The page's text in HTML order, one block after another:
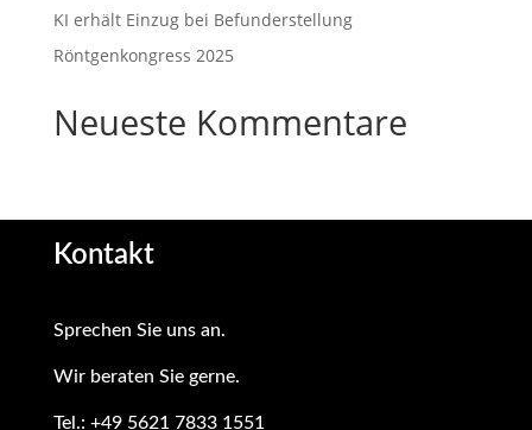
KI erhält Einzug bei Befunderstellung
Röntgenkongress 2025
Neueste Kommentare
Kontakt
Sprechen Sie uns an.
Wir beraten Sie gerne.
Tel.: +49 5621 7833 1551